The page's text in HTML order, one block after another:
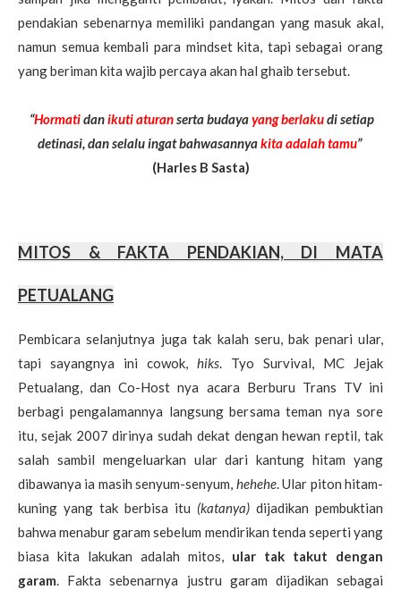
pendakian sebenarnya memiliki pandangan yang masuk akal,
namun semua kembali para mindset kita, tapi sebagai orang
yang beriman kita wajib percaya akan hal ghaib tersebut.
“Hormatidanikuti aturanserta budayayang berlakudi setiap
detinasi, dan selalu ingat bahwasannyakita adalah tamu”
(Harles B Sasta)
MITOS & FAKTA PENDAKIAN, DI MATA
PETUALANG
Pembicara selanjutnya juga tak kalah seru, bak penari ular,
tapi sayangnya ini cowok, hiks. Tyo Survival, MC Jejak
Petualang, dan Co-Host nya acara Berburu Trans TV ini
berbagi pengalamannya langsung bersama teman nya sore
itu, sejak 2007 dirinya sudah dekat dengan hewan reptil, tak
salah sambil mengeluarkan ular dari kantung hitam yang
dibawanya ia masih senyum-senyum, hehehe. Ular piton hitam-
kuning yang tak berbisa itu (katanya) dijadikan pembuktian
bahwa menabur garam sebelum mendirikan tenda seperti yang
biasa kita lakukan adalah mitos, ular tak takut dengan
garam. Fakta sebenarnya justru garam dijadikan sebagai